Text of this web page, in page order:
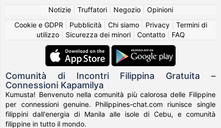
Notizie| Truffatori| Negozio| Opinioni
Cookie e GDPR
Pubblicità Chi siamo| Privacy| Termini di
utilizzo| Sicurezza dei minori| Contatto| FAQ
Comunità di Incontri Filippina Gratuita –
Connessioni Kapamilya
Kumusta! Benvenuto nella comunità più calorosa delle Filippine
per connessioni genuine. Philippines-chat.com riunisce single
filippini dall'energia di Manila alle isole di Cebu, e comunità
filippine in tutto il mondo.